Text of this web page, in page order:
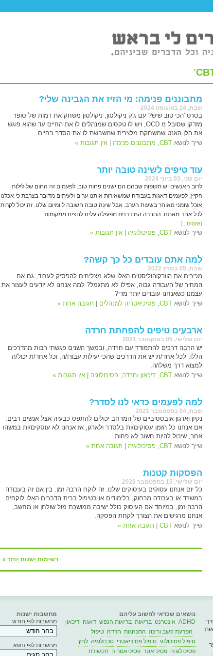
'
מתבוננים פנימה: מי הזיז את הגבינה שלי?
שבת, 24 באוגוסט 2024
בסרט 'הכי טוב שיש? עם ג'ק ניקולסון, ניקולסון משחק את דמות של סופר
מזדקן שסובל מ OCD, ויש לו טקסים שמנהלים לו את החיים עד שהוא פוגש
את הלן האנט שמשחקת מלצרית שמשבשת לו את הסדר בחיים.
שייך לנושא CBT
, מתבוננים פנימה אין תגובות »
עוד טיפים לשינה טובה יותר
יום שני, 03 ביוני 2024
לרוב האנשים יש תקופות שבהם הם ישנים פחות טוב. לפעמים זה החום של לילות
הקיץ, לפעמים דאגות בעבודה שמשאירות אותנו ערים ולעיתים מדובר בצרבת כי אכלנו
אוכל שומני מאוחר בשעות הערב. אבל שינה טובה חשובה ליומיום שלנו. זה יכול לקרות
לכל אחד מאתנו. החברה המודרנית מפעילה עלינו לחצים ממקומות...
(more...)
שייך לנושא CBT
, פסיכולוגיה אין תגובות »
למה אתם עובדים כל כך קשה?
שבת, 05 במרץ 2022
מכירים את הוורקוהוליסטים האלו שלא מצליחים להפסיק לעבוד, גם אם
המחיר של העבודה גבוה, אפילו לא מתגמל? למה אנחנו לא יודעים לעצור את
עצמנו כשאנחנו עובדים יותר מדי?
שייך לנושא CBT
, פסיכיאטריה למנהלים תגובה אחת »
ארבעים טיפים להפחתת חרדה
יום שלישי, 05 באוקטובר 2021
יש הרבה דרכים להתמודד עם חרדה, ובמשך השנים פגשתי רבות מהדרכים
הללו. לכל אחד/ת יש את הדרכים שהכי יעילות עבורו/ה, וכל אחד/ת יכול/ה
למצוא דרך משלו/ה.
שייך לנושא CBT
, דיכאון וחרדה, פסיכולוגיה אין תגובות »
למה לפעמים כדאי לנו לסדר?
שבת, 04 בספטמבר 2021
נקיון וארגון אובססיביים של המרחב יכולים להתפס כבעיה אצל אנשים רבים.
אם אנחנו כל הזמן עסוקים/ות בלסדר ולארגן, אז אנחנו לא עוסקים/ות במשהו
אחר, שיכול להיות חשוב לא פחות.
שייך לנושא CBT
, פסיכולוגיה תגובה אחת »
הפסקות קטנות
יום שלישי, 15 בספטמבר 2020
כל יום אנחנו עסוקים בעיסוקים שלנו. זה לוקח הרבה זמן. בין אם זה בעבודה
במשרד או בעבודה מרחוק, בלימודים או בטיפול בבית הדברים האלו לוקחים
הרבה זמן. במיוחד אם העיסוק כולל ישיבה ממושכת מול שולחן או מחשב,
אנחנו מרגישים את הצורך לקחת הפסקה.
שייך לנושא CBT תגובה אחת »
רשימות ישנות יותר »
נושאים שכדאי לחשוב עליהם
ADHD אינטרנט בריאות בריאות הנפש דאגה דיכאון
הפרעת קשב וריכוז התנהגות חרדה טיפול
טיפול פסיכולוגי טיפול פסיכיאטרי טכנולוגיה לחץ
פסיכולוגיה פסיכיאטר פסיכיאטריה תקשורת
מחשבות ישנות
מחשבות לפי חודש
מחשבות לפי נושא